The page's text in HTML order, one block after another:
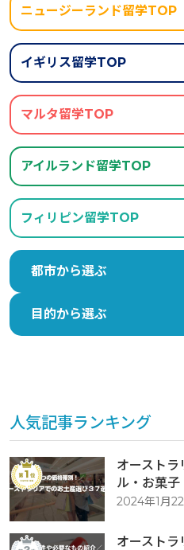
ニュージーランド留学TOP
イギリス留学TOP
マルタ留学TOP
アイルランド留学TOP
フィリピン留学TOP
都市から選ぶ
目的から選ぶ
人気記事ランキング
オーストラ
ル・お菓
2024年1月
オースト